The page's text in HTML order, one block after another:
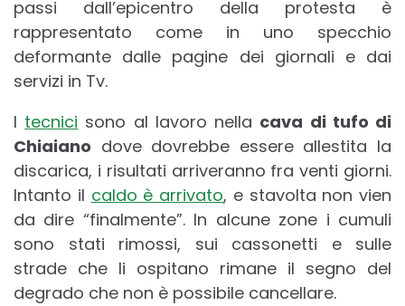
passi dall’epicentro della protesta è
rappresentato come in uno specchio
deformante dalle pagine dei giornali e dai
servizi in Tv.
I tecnici sono al lavoro nella cava di tufo di
Chiaiano dove dovrebbe essere allestita la
discarica, i risultati arriveranno fra venti giorni.
Intanto il caldo è arrivato, e stavolta non vien
da dire “finalmente”. In alcune zone i cumuli
sono stati rimossi, sui cassonetti e sulle
strade che li ospitano rimane il segno del
degrado che non è possibile cancellare.